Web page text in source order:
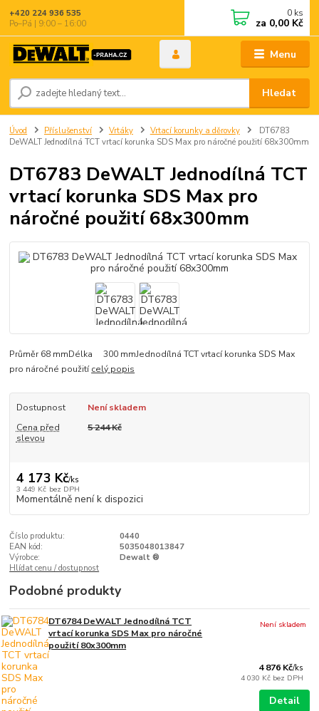
Menu
Hledat
+420 224 936 535
Po–Pá | 9:00 – 16:00
0 ks
za 0,00 Kč
Úvod Příslušenství Vrtáky Vrtací korunky a děrovky
DT6783
DeWALT Jednodílná TCT vrtací korunka SDS Max pro náročné použití 68x300mm
DT6783 DeWALT Jednodílná TCT
vrtací korunka SDS Max pro
náročné použití 68x300mm
Průměr 68 mmDélka 300 mmJednodílná TCT vrtací korunka SDS Max
pro náročné použitícelý popis
Dostupnost
Není skladem
Cena před
slevou
5 244 Kč
4 173 Kč/ks
3 449 Kč bez DPH
Momentálně není k dispozici
Číslo produktu:
0440
EAN kód:
5035048013847
Výrobce:
Dewalt ®
Hlídat cenu / dostupnost
Podobné produkty
DT6784 DeWALT Jednodílná TCT
vrtací korunka SDS Max pro náročné
použití 80x300mm
4 876 Kč/ks
4 030 Kč bez DPH
Není skladem
Detail